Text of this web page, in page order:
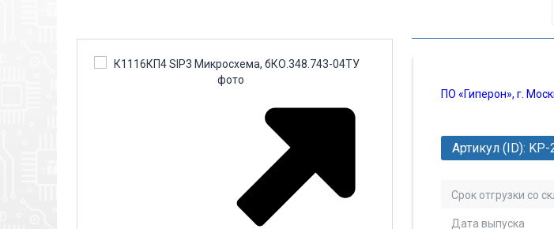
ПО «Гиперон», г.
Артикул (ID): KP-
Срок отгрузки со
Дата выпуска